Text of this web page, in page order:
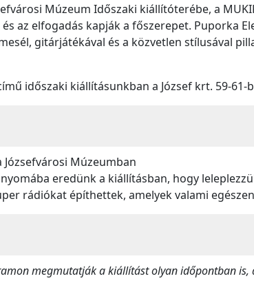
Múzeum Időszaki kiállítóterébe, a
az elfogadás kapják a főszerepet. Puporka
gitárjátékával és a közvetlen stílusával
időszaki kiállításunkban a József krt. 59-61-
Józsefvárosi Múzeumban
eredünk a kiállításban, hogy
rádiókat építhettek, amelyek valami
megmutatják a kiállítást olyan időpontban is,